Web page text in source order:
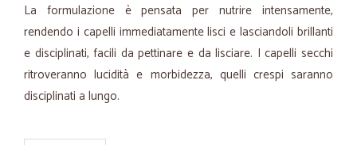
La formulazione è pensata per nutrire intensamente,
rendendo i capelli immediatamente lisci e lasciandoli brillanti
e disciplinati, facili da pettinare e da lisciare. I capelli secchi
ritroveranno lucidità e morbidezza, quelli crespi saranno
disciplinati a lungo.